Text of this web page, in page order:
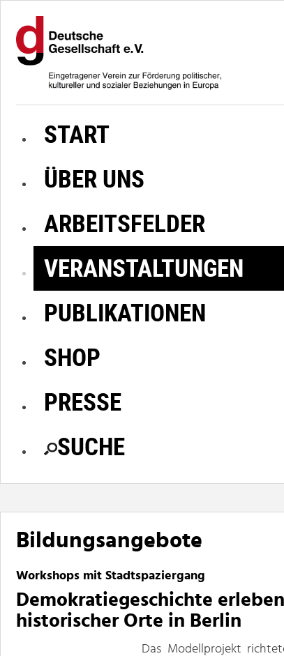
START
ÜBER UNS
ARBEITSFELDER
VERANSTALTUNGEN
PUBLIKATIONEN
SHOP
PRESSE
SUCHE
Bildungsangebote
Workshops mit Stadtspaziergang
Demokratiegeschichte
historischer Orte in Berlin
Das Modellprojekt